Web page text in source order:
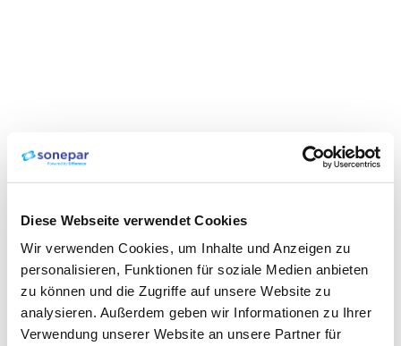
Diese Webseite verwendet Cookies
Wir verwenden Cookies, um Inhalte und Anzeigen zu
personalisieren, Funktionen für soziale Medien anbieten
zu können und die Zugriffe auf unsere Website zu
analysieren. Außerdem geben wir Informationen zu Ihrer
Verwendung unserer Website an unsere Partner für